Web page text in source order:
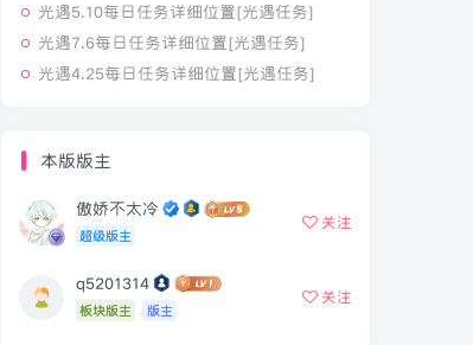
光遇5.10每日任务详细位置[光遇任务]
光遇7.6每日任务详细位置[光遇任务]
光遇4.25每日任务详细位置[光遇任务]
本版版主
傲娇不太冷
超级版主
关注
q5201314
板块版主 版主
关注